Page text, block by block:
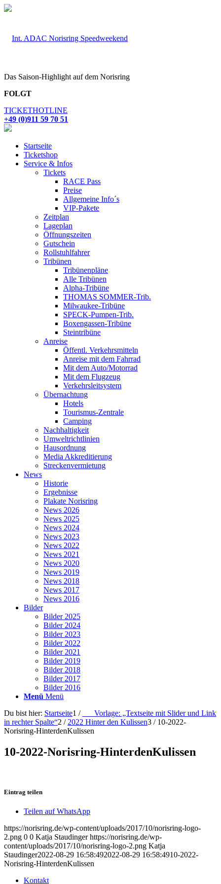
Das Saison-Highlight auf dem Norisring
FOLGT
TICKETHOTLINE
+49 (0)911 59 70 51
Startseite
Ticketshop
Service & Infos
Tickets
RACE Pass
Preise
Allgemeine Info´s
VIP-Pakete
Zeitplan
Lageplan
Öffnungszeiten
Gutschein
Rollstuhlfahrer
Tribünen
Tribünenpläne
Alle Tribünen
Alpha-Tribüne
THOMAS SOMMER-Trib.
Milwaukee-Tribüne
SPECK-Pumpen-Trib.
Boxengassen-Tribüne
Steintribüne
Anreise
Öffentl. Verkehrsmitteln
Anreise mit dem Fahrrad
Mit dem Auto/Motorrad
Mit dem Flugzeug
Verkehrsleitsystem
Übernachtung
Hotels
Tourismus-Zentrale
Camping
Nachhaltigkeit
Umweltrichtlinien
Hausordnung
Media Akkreditierung
Streckenvermietung
News
Historie
Ergebnisse
Plakate Norisring
News 2026
News 2025
News 2024
News 2023
News 2022
News 2021
News 2020
News 2019
News 2018
News 2017
News 2016
Bilder
Bilder 2025
Bilder 2024
Bilder 2023
Bilder 2022
Bilder 2021
Bilder 2019
Bilder 2018
Bilder 2017
Bilder 2016
Menü Menü
Du bist hier: Startseite1 /
___Vorlage: „Textseite mit Slider und Link
in rechter Spalte“2 / 2022 Hinter den Kulissen3 / 10-2022-
Norisring-HinterdenKulissen
10-2022-Norisring-HinterdenKulissen
Eintrag teilen
Teilen auf WhatsApp
https://norisring.de/wp-content/uploads/2017/10/norisring-logo-
2.png 0 0 Katja Staudinger https://norisring.de/wp-
content/uploads/2017/10/norisring-logo-2.png Katja
Staudinger2022-08-29 16:58:492022-08-29 16:58:4910-2022-
Norisring-HinterdenKulissen
Kontakt